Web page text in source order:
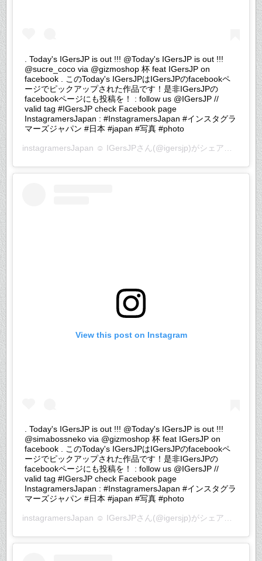
. Today's IGersJP is out !!! @Today's IGersJP is out !!!
@sucre_coco via @gizmoshop 杯 feat IGersJP on
facebook . このToday's IGersJPはIGersJPのfacebookペ
ージでピックアップされた作品です！是非IGersJPの
facebookページにも投稿を！ : follow us @IGersJP //
valid tag #IGersJP check Facebook page
InstagramersJapan : #InstagramersJapan #インスタグラ
マーズジャパン #日本 #japan #写真 #photo
instagramersJapan ☺︎ IGersJPさん(@igersjp)がシェアした投稿 –
View this post on Instagram
. Today's IGersJP is out !!! @Today's IGersJP is out !!!
@simabossneko via @gizmoshop 杯 feat IGersJP on
facebook . このToday's IGersJPはIGersJPのfacebookペ
ージでピックアップされた作品です！是非IGersJPの
facebookページにも投稿を！ : follow us @IGersJP //
valid tag #IGersJP check Facebook page
InstagramersJapan : #InstagramersJapan #インスタグラ
マーズジャパン #日本 #japan #写真 #photo
instagramersJapan ☺︎ IGersJPさん(@igersjp)がシェアした投稿 –